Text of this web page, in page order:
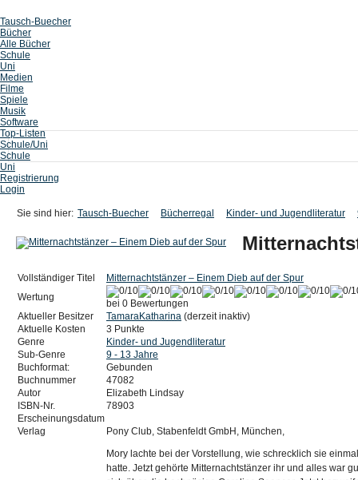
Tausch-Buecher
Bücher
Alle Bücher
Schule
Uni
Medien
Filme
Spiele
Musik
Software
Top-Listen
Schule/Uni
Schule
Uni
Registrierung
Login
Sie sind hier: Tausch-Buecher Bücherregal Kinder- und Jugendliteratur
Vollständiger Titel
Mitternachtstänzer – Einem Dieb auf der Spur
Wertung
bei 0 Bewertungen
Aktueller Besitzer
TamaraKatharina (derzeit inaktiv)
Aktuelle Kosten
3 Punkte
Genre
Kinder- und Jugendliteratur
Sub-Genre
9 - 13 Jahre
Buchformat:
Gebunden
Buchnummer
47082
Autor
Elizabeth Lindsay
ISBN-Nr.
78903
Erscheinungsdatum
Verlag
Pony Club, Stabenfeldt GmbH, München,
Mory lachte bei der Vorstellung, wie schrecklich sie
hatte. Jetzt gehörte Mitternachtstänzer ihr und alles war